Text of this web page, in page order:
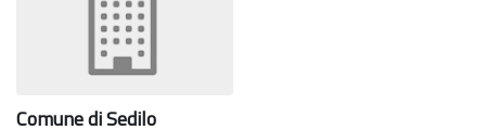
Comune di Sedilo